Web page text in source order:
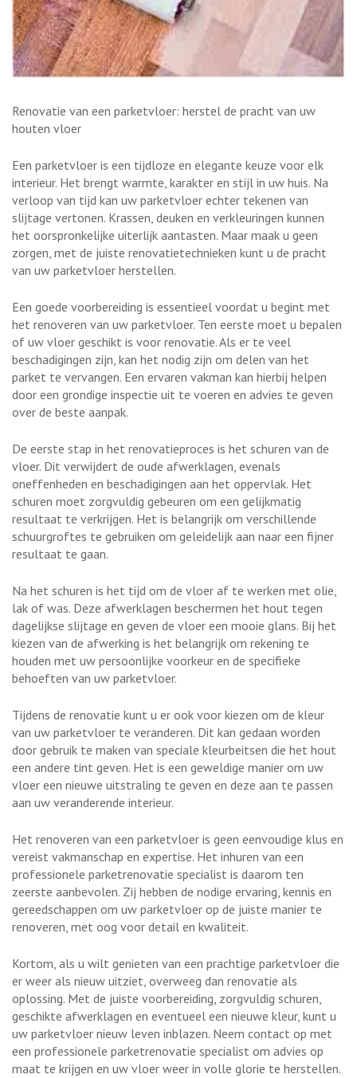
Renovatie van een parketvloer: herstel de pracht van uw
houten vloer
Een parketvloer is een tijdloze en elegante keuze voor elk
interieur. Het brengt warmte, karakter en stijl in uw huis. Na
verloop van tijd kan uw parketvloer echter tekenen van
slijtage vertonen. Krassen, deuken en verkleuringen kunnen
het oorspronkelijke uiterlijk aantasten. Maar maak u geen
zorgen, met de juiste renovatietechnieken kunt u de pracht
van uw parketvloer herstellen.
Een goede voorbereiding is essentieel voordat u begint met
het renoveren van uw parketvloer. Ten eerste moet u bepalen
of uw vloer geschikt is voor renovatie. Als er te veel
beschadigingen zijn, kan het nodig zijn om delen van het
parket te vervangen. Een ervaren vakman kan hierbij helpen
door een grondige inspectie uit te voeren en advies te geven
over de beste aanpak.
De eerste stap in het renovatieproces is het schuren van de
vloer. Dit verwijdert de oude afwerklagen, evenals
oneffenheden en beschadigingen aan het oppervlak. Het
schuren moet zorgvuldig gebeuren om een gelijkmatig
resultaat te verkrijgen. Het is belangrijk om verschillende
schuurgroftes te gebruiken om geleidelijk aan naar een fijner
resultaat te gaan.
Na het schuren is het tijd om de vloer af te werken met olie,
lak of was. Deze afwerklagen beschermen het hout tegen
dagelijkse slijtage en geven de vloer een mooie glans. Bij het
kiezen van de afwerking is het belangrijk om rekening te
houden met uw persoonlijke voorkeur en de specifieke
behoeften van uw parketvloer.
Tijdens de renovatie kunt u er ook voor kiezen om de kleur
van uw parketvloer te veranderen. Dit kan gedaan worden
door gebruik te maken van speciale kleurbeitsen die het hout
een andere tint geven. Het is een geweldige manier om uw
vloer een nieuwe uitstraling te geven en deze aan te passen
aan uw veranderende interieur.
Het renoveren van een parketvloer is geen eenvoudige klus en
vereist vakmanschap en expertise. Het inhuren van een
professionele parketrenovatie specialist is daarom ten
zeerste aanbevolen. Zij hebben de nodige ervaring, kennis en
gereedschappen om uw parketvloer op de juiste manier te
renoveren, met oog voor detail en kwaliteit.
Kortom, als u wilt genieten van een prachtige parketvloer die
er weer als nieuw uitziet, overweeg dan renovatie als
oplossing. Met de juiste voorbereiding, zorgvuldig schuren,
geschikte afwerklagen en eventueel een nieuwe kleur, kunt u
uw parketvloer nieuw leven inblazen. Neem contact op met
een professionele parketrenovatie specialist om advies op
maat te krijgen en uw vloer weer in volle glorie te herstellen.